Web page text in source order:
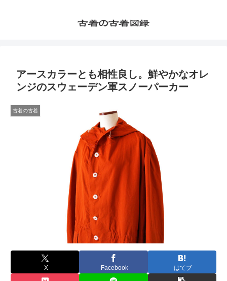
アースカラーとも相性良し。鮮やかなオレ
ンジのスウェーデン軍スノーパーカー
古着の古着
X Facebook はてブ